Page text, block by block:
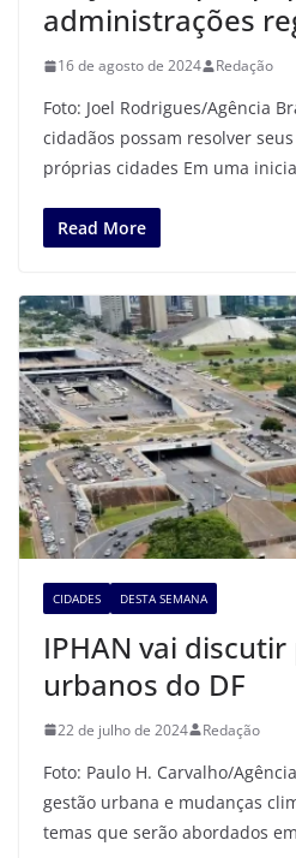
administrações
16 de agosto de 2024 Redação
Foto: Joel Rodrigues/Agência
cidadãos possam resolver
próprias cidades Em uma
Read More
CIDADES DESTA SEMANA
IPHAN vai
urbanos do DF
22 de julho de 2024 Redação
Foto: Paulo H. Carvalho/
gestão urbana e mudanças
temas que serão abordados